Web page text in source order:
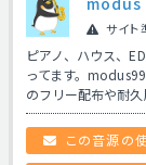
サイト
ピアノ、ハウス、
ってます。
のフリー配布や耐
この音源の